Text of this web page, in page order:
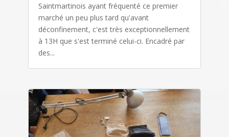
Saintmartinois ayant fréquenté ce premier
marché un peu plus tard qu'avant
déconfinement, c'est très exceptionnellement
à 13H que s'est terminé celui-ci. Encadré par
des...